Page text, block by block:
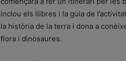
inclou els llibres i la guia de
la història de la terra i dona a
flora i dinosaures.